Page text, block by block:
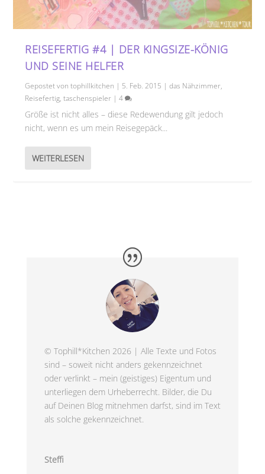
REISEFERTIG #4 | DER KINGSIZE-KÖNIG
UND SEINE HELFER
Gepostet vontophillkitchen | 5. Feb. 2015 |das Nähzimmer,
Reisefertig,taschenspieler |4
Größe ist nicht alles – diese Redewendung gilt jedoch
nicht, wenn es um mein Reisegepäck...
WEITERLESEN
© Tophill*Kitchen 2026 | Alle Texte und Fotos
sind – soweit nicht anders gekennzeichnet
oder verlinkt – mein (geistiges) Eigentum und
unterliegen dem Urheberrecht. Bilder, die Du
auf Deinen Blog mitnehmen darfst, sind im Text
als solche gekennzeichnet.
Steffi